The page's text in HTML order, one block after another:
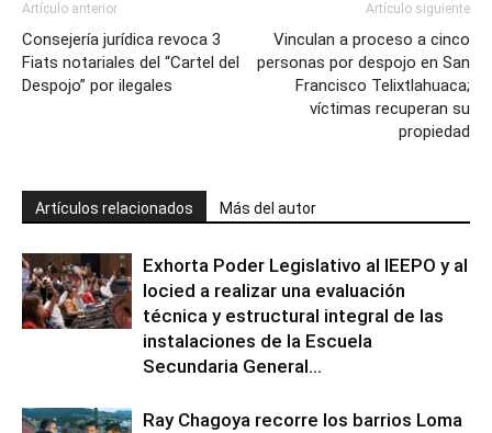
Artículo anterior
Consejería jurídica revoca 3
Fiats notariales del “Cartel del
Despojo” por ilegales
Artículo siguiente
Vinculan a proceso a cinco
personas por despojo en San
Francisco Telixtlahuaca;
víctimas recuperan su
propiedad
Artículos relacionados Más del autor
Exhorta Poder Legislativo al IEEPO y al
Iocied a realizar una evaluación
técnica y estructural integral de las
instalaciones de la Escuela
Secundaria General...
Ray Chagoya recorre los barrios Loma